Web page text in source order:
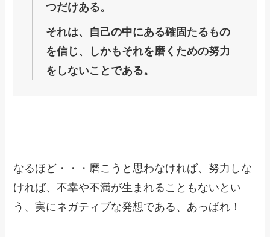
つだけある。
それは、自己の中にある確固たるもの
を信じ、しかもそれを磨くための努力
をしないことである。
なるほど・・・磨こうと思わなければ、努力しな
ければ、不幸や不満が生まれることもないとい
う、実にネガティブな発想である、あっぱれ！